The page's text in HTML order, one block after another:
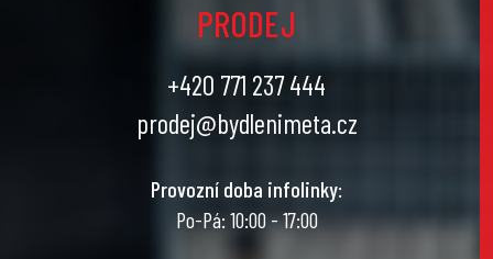
PRODEJ
+420 771 237 444
prodej@bydlenimeta.cz
Provozní doba infolinky:
Po-Pá: 10:00 - 17:00